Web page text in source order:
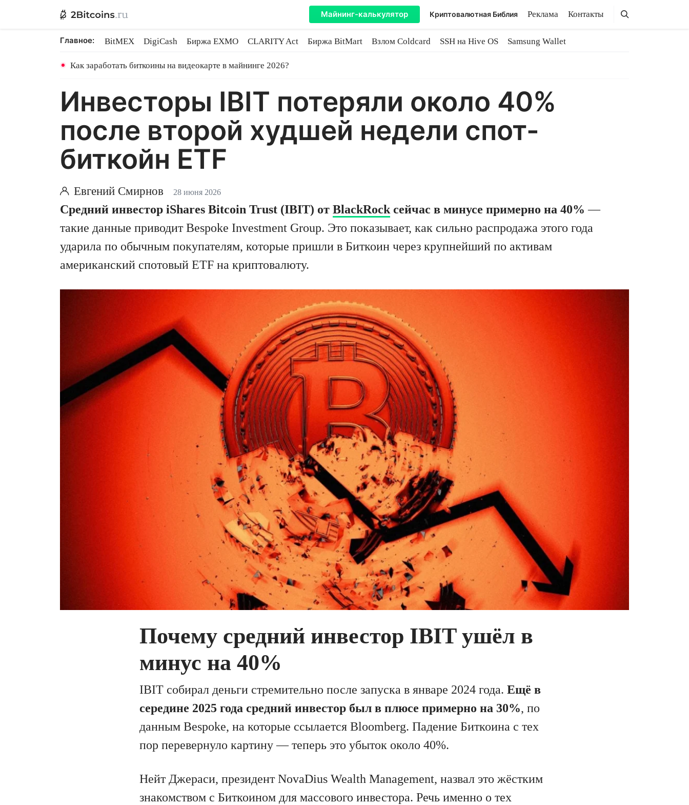
Майнинг-калькулятор Криптовалютная Библия Реклама Контакты Поиск
Поиск
Главное: BitMEX DigiCash Биржа EXMO CLARITY Act Биржа BitMart Взлом Coldcard SSH на Hive OS
Samsung Wallet
Как заработать биткоины на видеокарте в майнинге 2026?
Инвесторы IBIT потеряли около 40%
после второй худшей недели спот-
биткойн ETF
Евгений Смирнов 28 июня 2026
Средний инвестор iShares Bitcoin Trust (IBIT) от BlackRock сейчас в минусе примерно на 40% —
такие данные приводит Bespoke Investment Group. Это показывает, как сильно распродажа этого года
ударила по обычным покупателям, которые пришли в Биткоин через крупнейший по активам
американский спотовый ETF на криптовалюту.
Почему средний инвестор IBIT ушёл в
минус на 40%
IBIT собирал деньги стремительно после запуска в январе 2024 года. Ещё в
середине 2025 года средний инвестор был в плюсе примерно на 30%, по
данным Bespoke, на которые ссылается Bloomberg. Падение Биткоина с тех
пор перевернуло картину — теперь это убыток около 40%.
Нейт Джераси, президент NovaDius Wealth Management, назвал это жёстким
знакомством с Биткоином для массового инвестора. Речь именно о тех